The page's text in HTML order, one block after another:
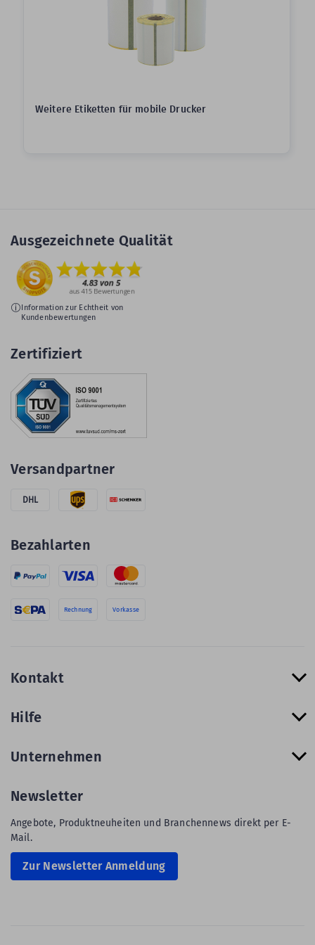
Weitere Etiketten für mobile Drucker
Ausgezeichnete Qualität
Information zur Echtheit von
Kundenbewertungen
Zertifiziert
Versandpartner
DHL
Bezahlarten
Rechnung Vorkasse
Kontakt
Hilfe
Unternehmen
Newsletter
Angebote, Produktneuheiten und Branchennews direkt per E-
Mail.
Zur Newsletter Anmeldung